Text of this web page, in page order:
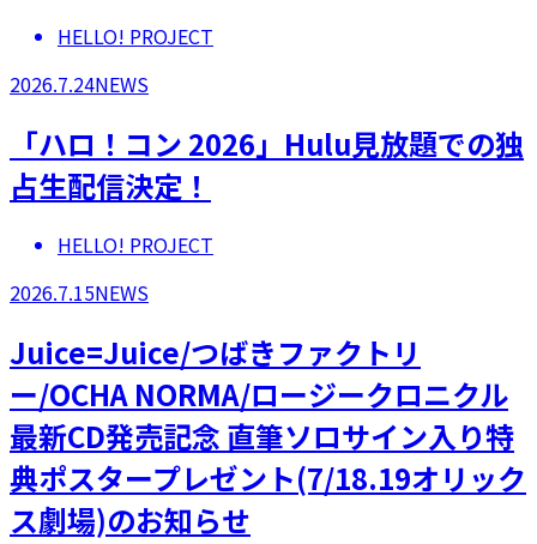
HELLO! PROJECT
2026.7.24NEWS
「ハロ！コン 2026」Hulu見放題での独
占生配信決定！
HELLO! PROJECT
2026.7.15NEWS
Juice=Juice/つばきファクトリ
ー/OCHA NORMA/ロージークロニクル
最新CD発売記念 直筆ソロサイン入り特
典ポスタープレゼント(7/18.19オリック
ス劇場)のお知らせ